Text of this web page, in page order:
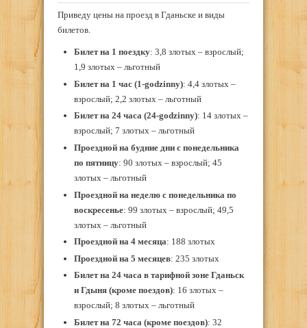
Приведу цены на проезд в Гданьске и виды
билетов.
Билет на 1 поездку: 3,8 злотых – взрослый;
1,9 злотых – льготный
Билет на 1 час (1-godzinny): 4,4 злотых –
взрослый; 2,2 злотых – льготный
Билет на 24 часа (24-godzinny): 14 злотых –
взрослый; 7 злотых – льготный
Проездной на будние дни с понедельника
по пятницу: 90 злотых – взрослый; 45
злотых – льготный
Проездной на неделю с понедельника по
воскресенье: 99 злотых – взрослый; 49,5
злотых – льготный
Проездной на 4 месяца: 188 злотых
Проездной на 5 месяцев: 235 злотых
Билет на 24 часа в тарифной зоне Гданьск
и Гдыня (кроме поездов): 16 злотых –
взрослый; 8 злотых – льготный
Билет на 72 часа (кроме поездов): 32